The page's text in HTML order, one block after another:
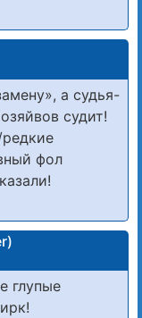
а судья-
судит!
фол
глупые